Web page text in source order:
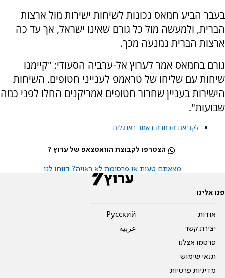
בעבר הביע חמאס נכונות לשיחות ישירות מול ארצות
הברית, ולמעשה מול כל גורם שאינו ישראל, אך עד כה
ארצות הברית נמנעה מכך.
גורם בחמאס אמר לערוץ אל-ערביה הסעודי: "קיימנו
שיחות עם שליחו של טראמפ לענייני חטופים. השיחות
הישירות בעניין שחרור חטופים אמריקנים החלו לפני כמה
שבועות".
לקריאת הכתבה באתר באנגלית
הצטרפו לקבוצת הוואטצאפ של ערוץ 7
מצאתם טעות או פרסומת לא ראויה? דווחו לנו
פנו אלינו
אודות
יצירת קשר
פרסמו אצלנו
תנאי שימוש
מדיניות פרטיות
Pусский
عربية